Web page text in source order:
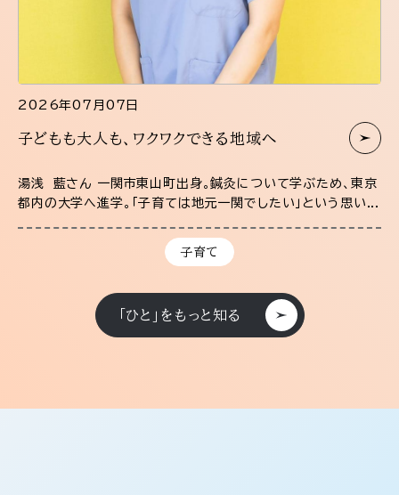
2026年07月07日
子どもも大人も、ワクワクできる地域へ
湯浅 藍さん 一関市東山町出身。鍼灸について学ぶため、東京
都内の大学へ進学。「子育ては地元一関でしたい」という思い...
子育て
「ひと」をもっと知る